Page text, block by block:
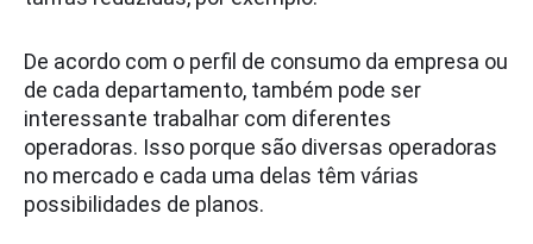
De acordo com o perfil de consumo da empresa ou
de cada departamento, também pode ser
interessante trabalhar com diferentes
operadoras. Isso porque são diversas operadoras
no mercado e cada uma delas têm várias
possibilidades de planos.